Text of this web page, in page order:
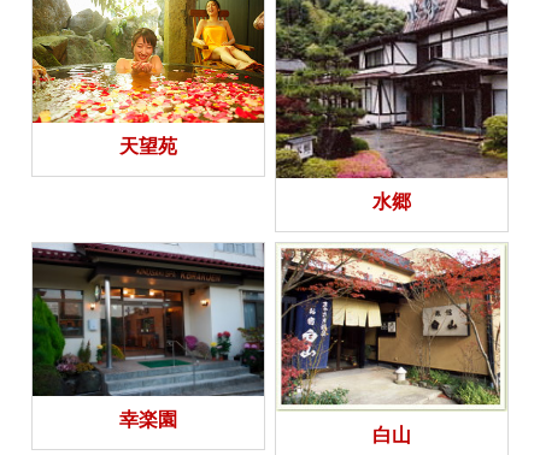
天望苑
水郷
幸楽園
白山